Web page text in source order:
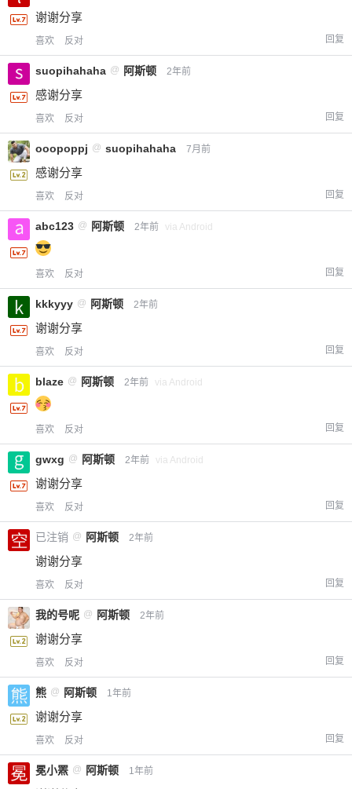
谢谢分享
喜欢 反对 回复
suopihahaha @ 阿斯顿 2年前
感谢分享
喜欢 反对 回复
ooopoppj @ suopihahaha 7月前
感谢分享
喜欢 反对 回复
abc123 @ 阿斯顿 2年前 via Android
喜欢 反对 回复
kkkyyy @ 阿斯顿 2年前
谢谢分享
喜欢 反对 回复
blaze @ 阿斯顿 2年前 via Android
喜欢 反对 回复
gwxg @ 阿斯顿 2年前 via Android
谢谢分享
喜欢 反对 回复
已注销 @ 阿斯顿 2年前
谢谢分享
喜欢 反对 回复
我的号呢 @ 阿斯顿 2年前
谢谢分享
喜欢 反对 回复
熊 @ 阿斯顿 1年前
谢谢分享
喜欢 反对 回复
冕小罴 @ 阿斯顿 1年前